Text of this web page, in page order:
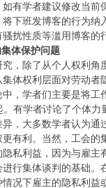
有学者建议修改当前
下班发博客的行为纳
扰性质等滥用博客的
体保护问题
，除了从个人权利角
体权利层面对劳动者
，学者们主要是将工
。有学者讨论了个体
，大多数学者认为通
有利。当然，工会的
私利益，因为与雇主
行集体谈判的基础。
况下雇主的隐私利益